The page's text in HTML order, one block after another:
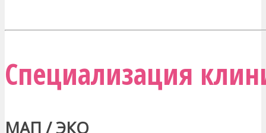
Специализация
МАП / ЭКО